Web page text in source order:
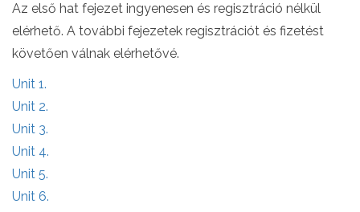
Az első hat fejezet ingyenesen és regisztráció nélkül
elérhető. A további fejezetek regisztrációt és fizetést
követően válnak elérhetővé.
Unit 1.
Unit 2.
Unit 3.
Unit 4.
Unit 5.
Unit 6.